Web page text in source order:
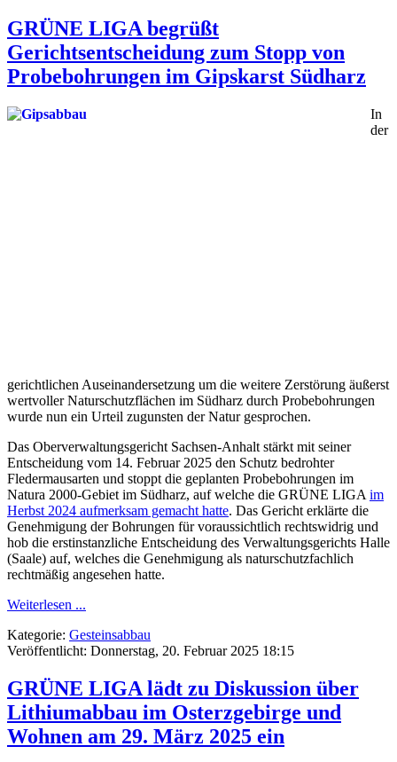
GRÜNE LIGA begrüßt
Gerichtsentscheidung zum Stopp von
Probebohrungen im Gipskarst Südharz
In
der
gerichtlichen Auseinandersetzung um die weitere Zerstörung äußerst
wertvoller Naturschutzflächen im Südharz durch Probebohrungen
wurde nun ein Urteil zugunsten der Natur gesprochen.
Das Oberverwaltungsgericht Sachsen-Anhalt stärkt mit seiner
Entscheidung vom 14. Februar 2025 den Schutz bedrohter
Fledermausarten und stoppt die geplanten Probebohrungen im
Natura 2000-Gebiet im Südharz, auf welche die GRÜNE LIGA im
Herbst 2024 aufmerksam gemacht hatte. Das Gericht erklärte die
Genehmigung der Bohrungen für voraussichtlich rechtswidrig und
hob die erstinstanzliche Entscheidung des Verwaltungsgerichts Halle
(Saale) auf, welches die Genehmigung als naturschutzfachlich
rechtmäßig angesehen hatte.
Weiterlesen ...
Kategorie: Gesteinsabbau
Veröffentlicht: Donnerstag, 20. Februar 2025 18:15
GRÜNE LIGA lädt zu Diskussion über
Lithiumabbau im Osterzgebirge und
Wohnen am 29. März 2025 ein